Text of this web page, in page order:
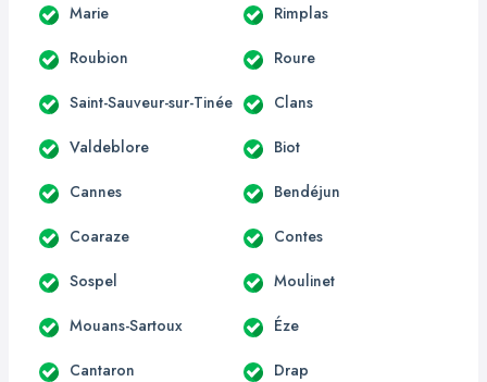
Marie Rimplas
Roubion Roure
Saint-Sauveur-sur-Tinée Clans
Valdeblore Biot
Cannes Bendéjun
Coaraze Contes
Sospel Moulinet
Mouans-Sartoux Éze
Cantaron Drap